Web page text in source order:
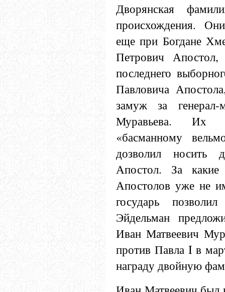
Дворянская
происхождения.
еще при Богдане
Петрович Апостол,
последнего
Павловича
замуж за генерал-
Муравьева. Их
«басманному
дозволил носить
Апостол. За
Апостолов уже не
государь
Эйдельман
Иван Матвеевич
против Павла I в
награду двойную